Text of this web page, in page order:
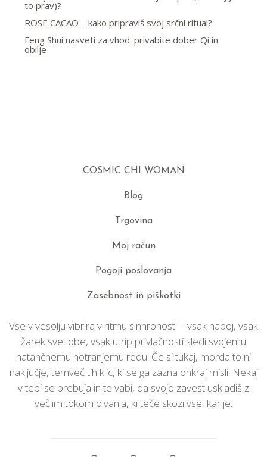
to prav)?
ROSE CACAO – kako pripraviš svoj srčni ritual?
Feng Shui nasveti za vhod: privabite dober Qi in
obilje
COSMIC CHI WOMAN
Blog
Trgovina
Moj račun
Pogoji poslovanja
Zasebnost in piškotki
Vse v vesolju vibrira v ritmu sinhronosti – vsak naboj, vsak
žarek svetlobe, vsak utrip privlačnosti sledi svojemu
natančnemu notranjemu redu. Če si tukaj, morda to ni
naključje, temveč tih klic, ki se ga zazna onkraj misli. Nekaj
v tebi se prebuja in te vabi, da svojo zavest uskladiš z
večjim tokom bivanja, ki teče skozi vse, kar je.